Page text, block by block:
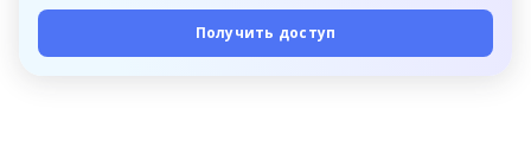
Получить доступ